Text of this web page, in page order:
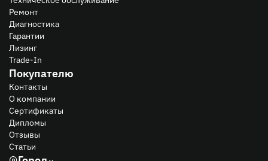
Ремонт
Диагностика
Гарантии
Лизинг
Trade-In
Покупателю
Контакты
О компании
Сертификаты
Дипломы
Отзывы
Статьи